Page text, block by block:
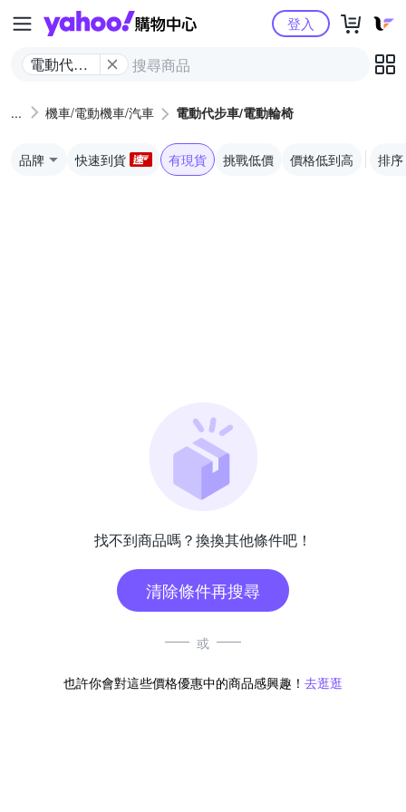
Yahoo購物中心
電動代步
椅
登入
機車/電動機車/汽車 電動代步車/電動輪椅
品牌 快速到貨 有現貨 挑戰低價 價格低到高 排序
找不到商品嗎？換換其他條件吧！
清除條件再搜尋
或
也許你會對這些價格優惠中的商品感興趣！ 去逛逛